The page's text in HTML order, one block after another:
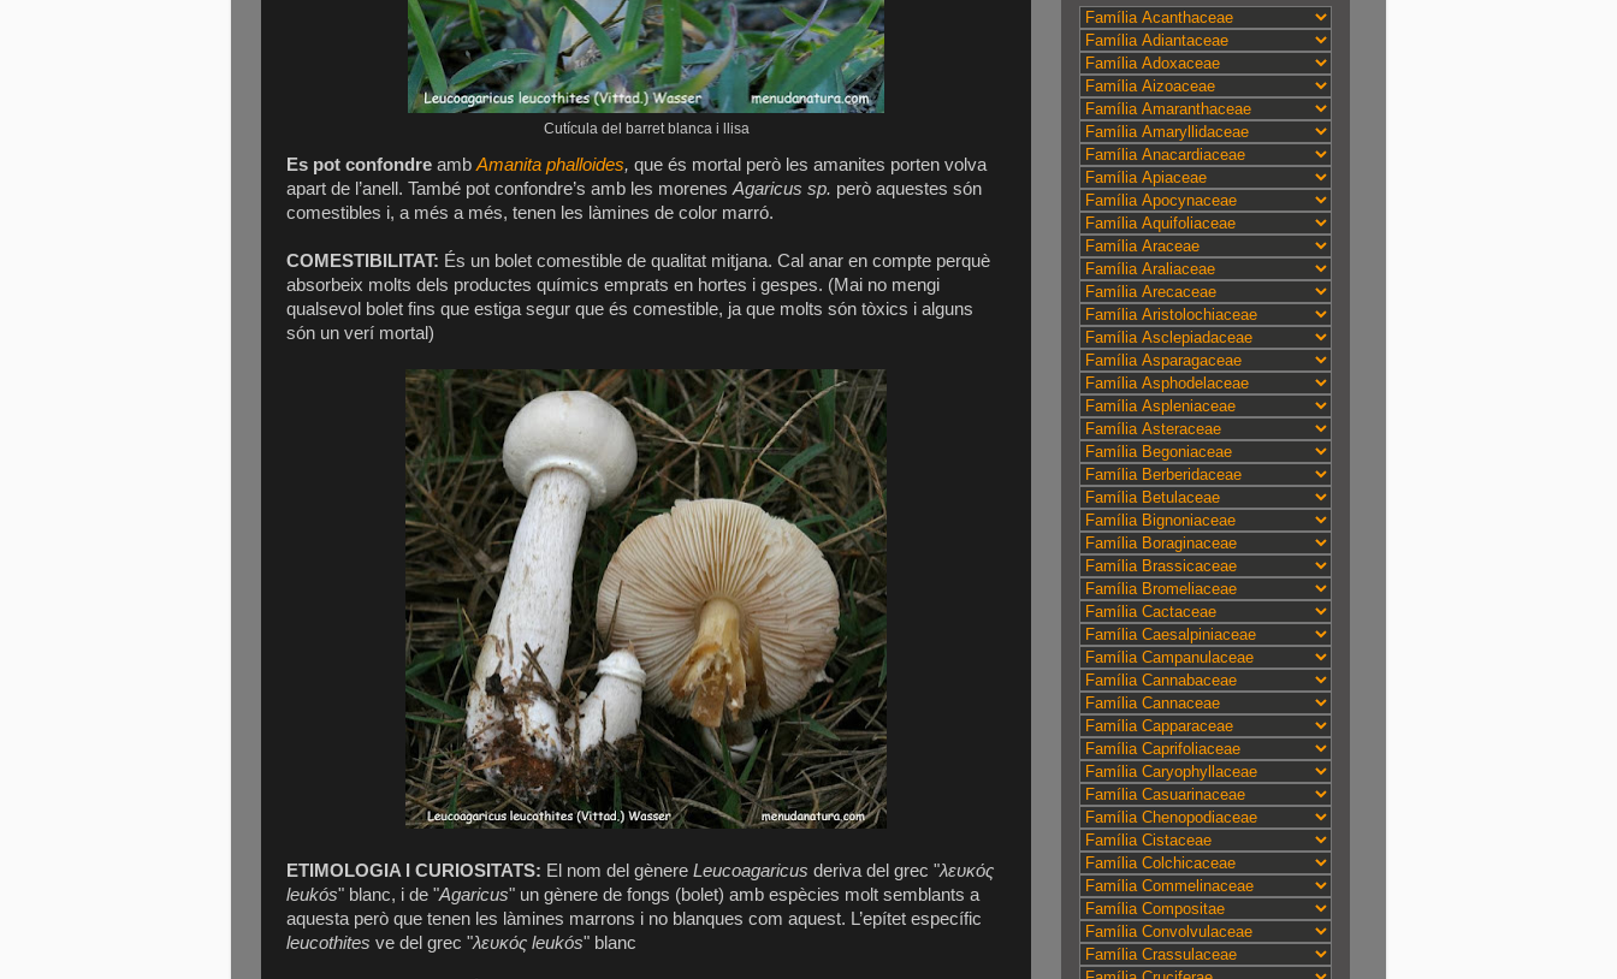
Cutícula del barret blanca i llisa
Es pot confondre amb Amanita phalloides, que és mortal però les amanites porten volva
apart de l’anell. També pot confondre’s amb les morenes Agaricus sp. però aquestes són
comestibles i, a més a més, tenen les làmines de color marró.
COMESTIBILITAT: És un bolet comestible de qualitat mitjana. Cal anar en compte perquè
absorbeix molts dels productes químics emprats en hortes i gespes. (Mai no mengi
qualsevol bolet fins que estiga segur que és comestible, ja que molts són tòxics i alguns
són un verí mortal)
ETIMOLOGIA I CURIOSITATS: El nom del gènere Leucoagaricus deriva del grec "λευκός
leukós" blanc, i de "Agaricus" un gènere de fongs (bolet) amb espècies molt semblants a
aquesta però que tenen les làmines marrons i no blanques com aquest. L’epítet específic
leucothites ve del grec "λευκός leukós" blanc